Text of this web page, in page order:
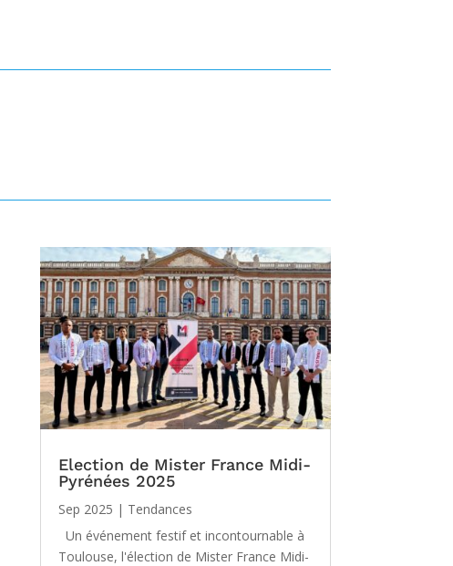
Election de Mister France Midi-
Pyrénées 2025
Sep 2025 | Tendances
Un événement festif et incontournable à
Toulouse, l'élection de Mister France Midi-